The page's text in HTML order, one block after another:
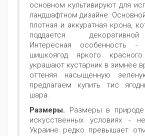
основном культивируют для
ландшафтном дизайне.
плотная и аккуратная крона,
поддается
Интересная особенность -
шишкоягод яркого
украшают кустарник в зимнее
оттеняя насыщенную
предлагаем купить тис
шара.
Размеры. Размеры в
искусственных условиях -
Украине редко превышает